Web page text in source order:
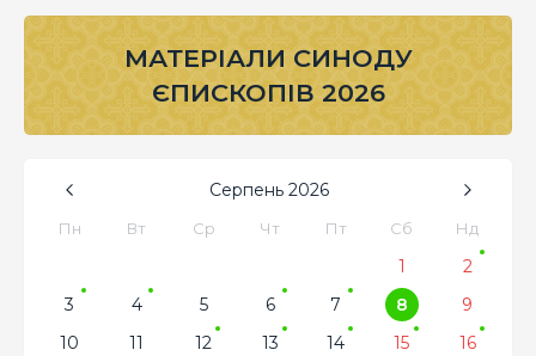
МАТЕРІАЛИ СИНОДУ
ЄПИСКОПІВ 2026
Серпень 2026
Пн Вт Ср Чт Пт Сб Нд
1
2
3
4 5 6 7 8
9
10
11 12 13 14 15
16